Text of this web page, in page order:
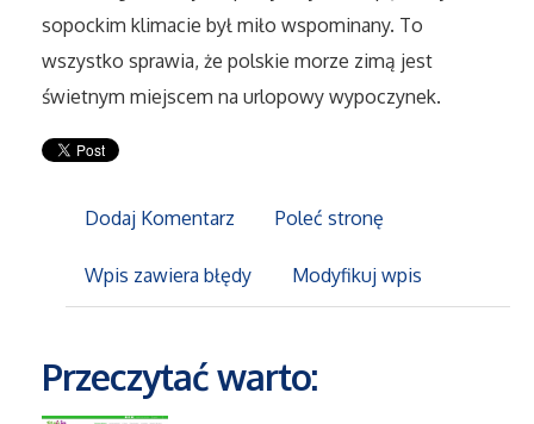
Maszyny
Części Samochodowe
sopockim klimacie był miło wspominany. To
wszystko sprawia, że polskie morze zimą jest
świetnym miejscem na urlopowy wypoczynek.
Dodaj Komentarz Poleć stronę
Wpis zawiera błędy Modyfikuj wpis
Przeczytać warto: